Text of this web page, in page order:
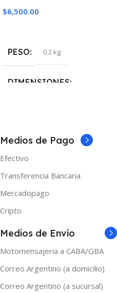
$6,500.00
PESO 0.2 kg
DIMENSIONES
MARCAS Vaporesso
Medios de Pago
Efectivo
Transferencia Bancaria
Mercadopago
Cripto
Medios de Envío
Motomensajeria a CABA/GBA
Correo Argentino (a domicilio)
Correo Argentino (a sucursal)